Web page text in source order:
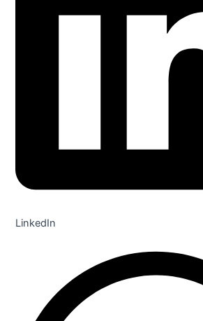
LinkedIn